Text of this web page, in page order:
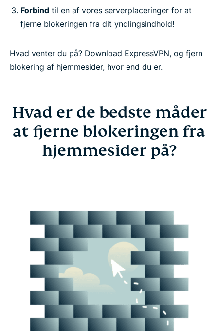
Forbind til en af vores serverplaceringer for at
fjerne blokeringen fra dit yndlingsindhold!
Hvad venter du på? Download ExpressVPN, og fjern
blokering af hjemmesider, hvor end du er.
Hvad er de bedste måder
at fjerne blokeringen fra
hjemmesider på?